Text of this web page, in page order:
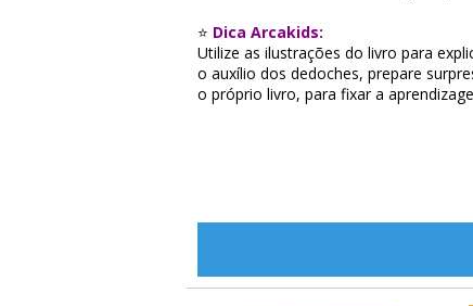
⭐ Dica Arcakids:
Utilize as ilustrações do livro para
o auxílio dos dedoches, prepare
o próprio livro, para fixar a